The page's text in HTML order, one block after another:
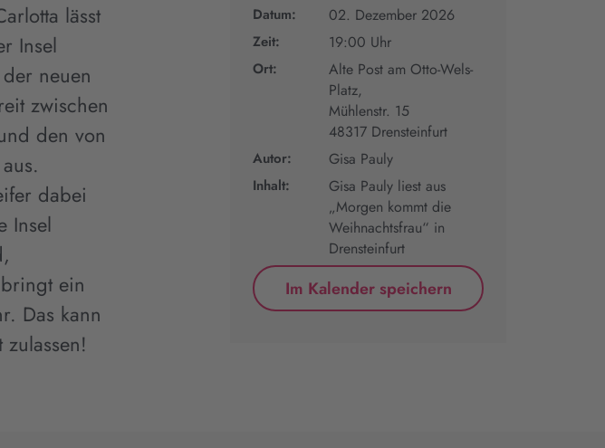
lässt
Insel
neuen
zwischen
den von
dabei
Insel
ein
Das kann
Datum: 02. Dezember 2026
Zeit: 19:00 Uhr
Ort:
Alte Post am Otto-Wels-
Platz,
Mühlenstr. 15
48317 Drensteinfurt
Autor: Gisa Pauly
Inhalt:
Gisa Pauly liest aus
„Morgen kommt die
Weihnachtsfrau“ in
Drensteinfurt
Im Kalender speichern